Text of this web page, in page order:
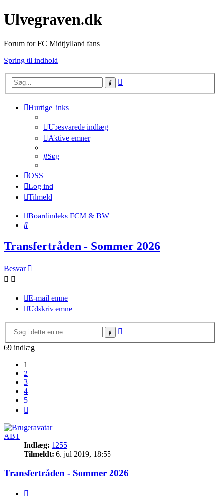
Ulvegraven.dk
Forum for FC Midtjylland fans
Spring til indhold
Søg
Hurtige links
Ubesvarede indlæg
Aktive emner
Søg
OSS
Log ind
Tilmeld
Boardindeks FCM & BW
Søg
Transfertråden - Sommer 2026
Besvar
E-mail emne
Udskriv emne
Søg
69 indlæg
1
2
3
4
5
ABT
Indlæg: 1255
Tilmeldt: 6. jul 2019, 18:55
Transfertråden - Sommer 2026